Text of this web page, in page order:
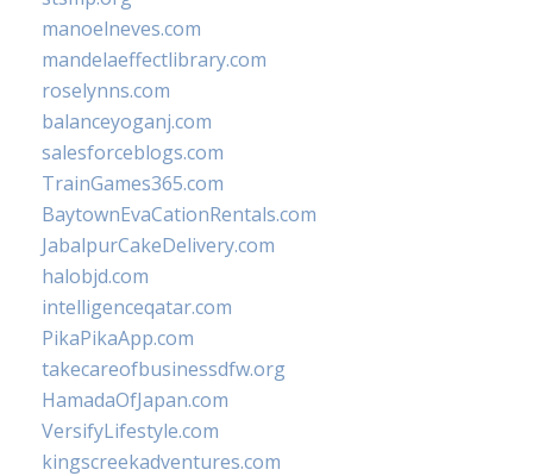
manoelneves.com
mandelaeffectlibrary.com
roselynns.com
balanceyoganj.com
salesforceblogs.com
TrainGames365.com
BaytownEvaCationRentals.com
JabalpurCakeDelivery.com
halobjd.com
intelligenceqatar.com
PikaPikaApp.com
takecareofbusinessdfw.org
HamadaOfJapan.com
VersifyLifestyle.com
kingscreekadventures.com